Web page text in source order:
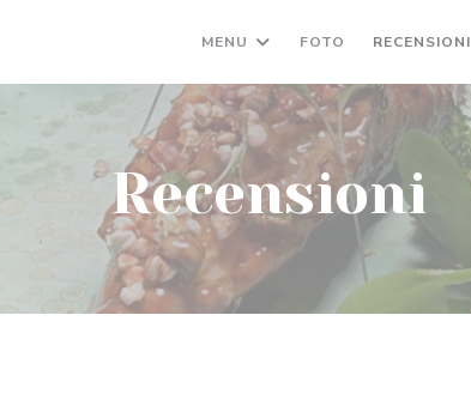
MENU FOTO RECENSIONI
Recensioni